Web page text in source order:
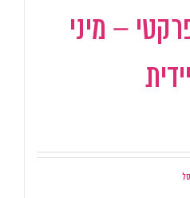
– מיני